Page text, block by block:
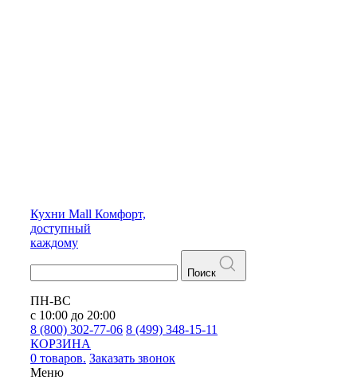
Кухни Mall Комфорт,
доступный
каждому
Поиск
ПН-ВС
с 10:00 до 20:00
8 (800) 302-77-06 8 (499) 348-15-11
КОРЗИНА
0 товаров. Заказать звонок
Меню